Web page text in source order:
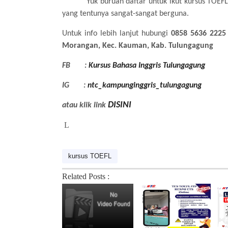
yang tentunya sangat-sangat berguna.
Untuk info lebih lanjut hubungi 0858 5636 2225
Morangan, Kec. Kauman, Kab. Tulungagung
FB : Kursus Bahasa Inggris Tulungagung
IG : ntc _kampunginggris_tulungagung
atau klik link DISINI
L
kursus TOEFL
Related Posts :